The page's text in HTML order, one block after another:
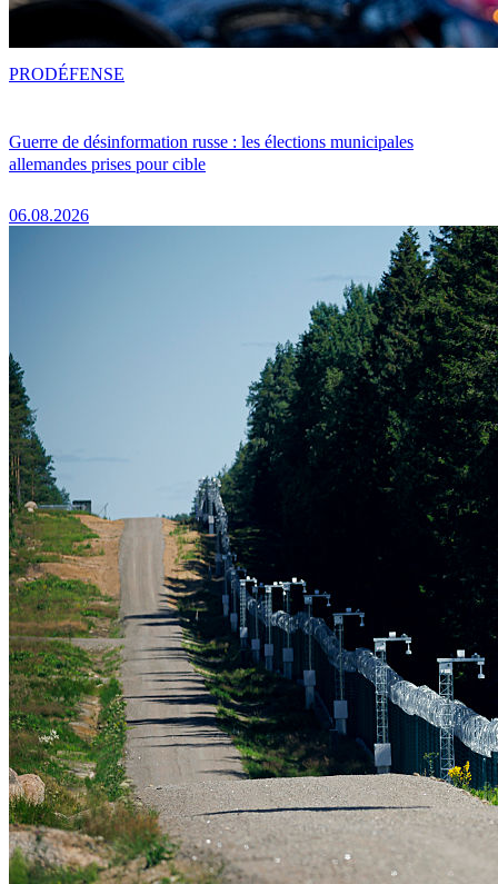
Guerre de désinformation russe : les élections municipales
allemandes prises pour cible
06.08.2026
PRODÉFENSE